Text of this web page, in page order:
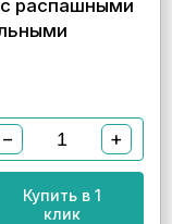
распашными
− +
Купить в 1
клик